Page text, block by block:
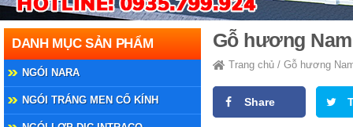
DANH MỤC SẢN PHẨM
NGÓI NARA
NGÓI TRÁNG MEN CỔ KÍNH
Gỗ hương
Trang chủ / Gỗ hương
Share